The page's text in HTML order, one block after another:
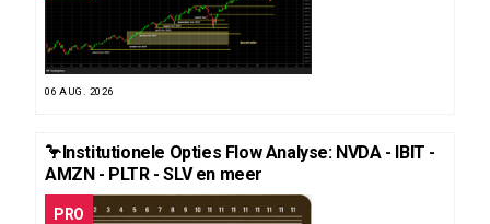
06 AUG. 2026
🦩Institutionele Opties Flow Analyse: NVDA - IBIT -
AMZN - PLTR - SLV en meer
PRO